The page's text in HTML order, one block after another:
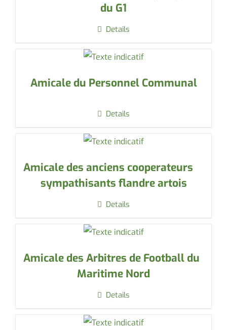
du G1
Details
Amicale du Personnel Communal
Details
Amicale des anciens cooperateurs
sympathisants flandre artois
Details
Amicale des Arbitres de Football du
Maritime Nord
Details